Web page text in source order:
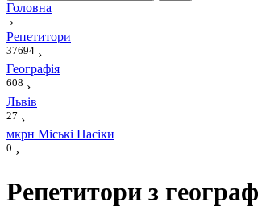
Головна
›
Репетитори
37694 ›
Географія
608 ›
Львів
27 ›
мкрн Міські Пасіки
0 ›
Репетитори з